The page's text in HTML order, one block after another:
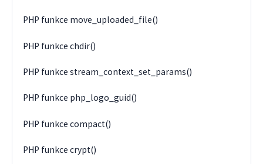
PHP funkce move_uploaded_file()
PHP funkce chdir()
PHP funkce stream_context_set_params()
PHP funkce php_logo_guid()
PHP funkce compact()
PHP funkce crypt()